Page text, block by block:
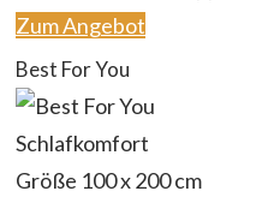
Zum Angebot
Best For You
Schlafkomfort
Größe 100 x 200 cm